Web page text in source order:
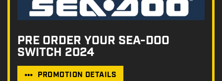
PRE ORDER YOUR SEA-DOO
SWITCH 2024
PROMOTION DETAILS